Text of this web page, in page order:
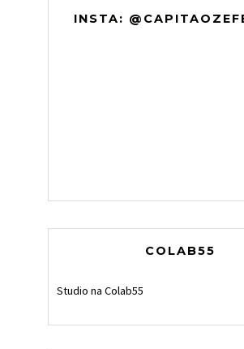
INSTA:
COLAB55
Studio na Colab55